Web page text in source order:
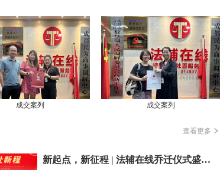
成交案列 成交案列
查看更多
新起点，新征程 | 法辅在线乔迁仪式盛大举行